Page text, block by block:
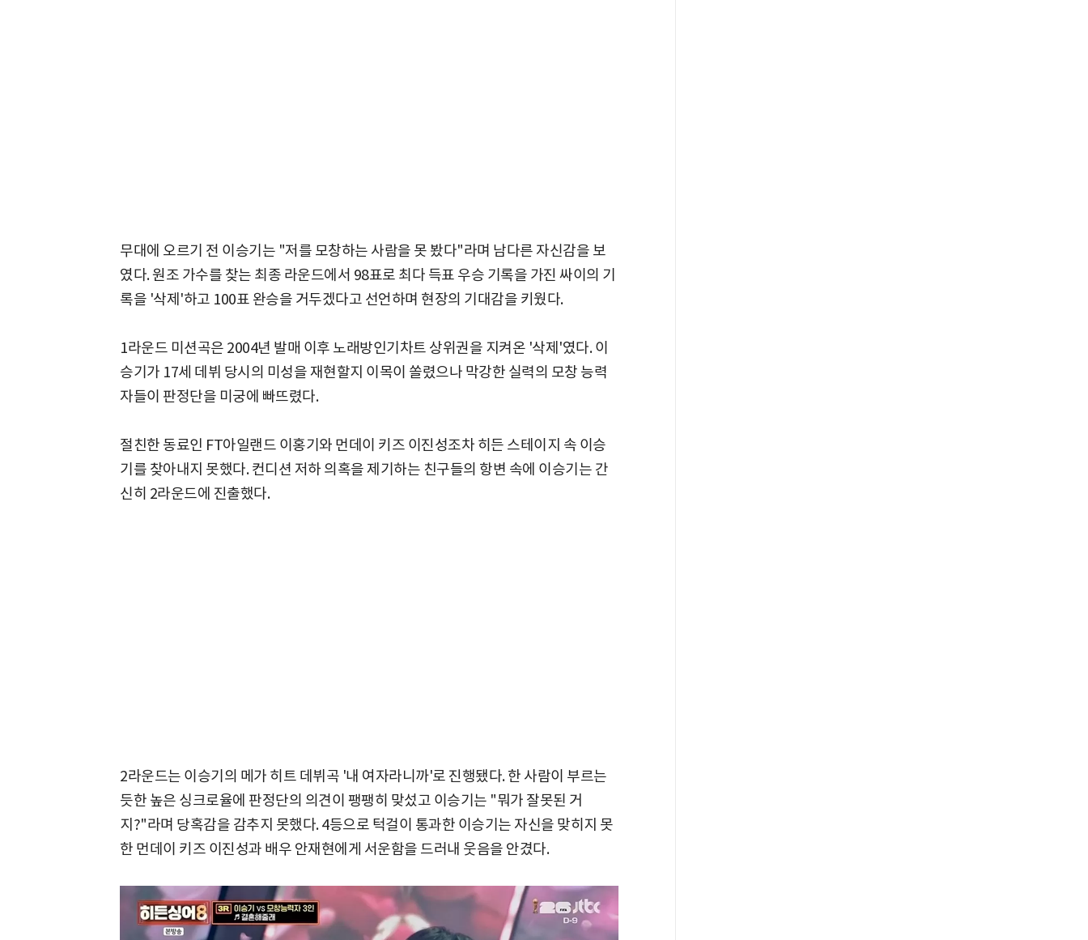
무대에 오르기 전 이승기는 "저를 모창하는 사람을 못 봤다"라며 남다른 자신감을 보
였다. 원조 가수를 찾는 최종 라운드에서 98표로 최다 득표 우승 기록을 가진 싸이의 기
록을 '삭제'하고 100표 완승을 거두겠다고 선언하며 현장의 기대감을 키웠다.
1라운드 미션곡은 2004년 발매 이후 노래방인기차트 상위권을 지켜온 '삭제'였다. 이
승기가 17세 데뷔 당시의 미성을 재현할지 이목이 쏠렸으나 막강한 실력의 모창 능력
자들이 판정단을 미궁에 빠뜨렸다.
절친한 동료인 FT아일랜드 이홍기와 먼데이 키즈 이진성조차 히든 스테이지 속 이승
기를 찾아내지 못했다. 컨디션 저하 의혹을 제기하는 친구들의 항변 속에 이승기는 간
신히 2라운드에 진출했다.
2라운드는 이승기의 메가 히트 데뷔곡 '내 여자라니까'로 진행됐다. 한 사람이 부르는
듯한 높은 싱크로율에 판정단의 의견이 팽팽히 맞섰고 이승기는 "뭐가 잘못된 거
지?"라며 당혹감을 감추지 못했다. 4등으로 턱걸이 통과한 이승기는 자신을 맞히지 못
한 먼데이 키즈 이진성과 배우 안재현에게 서운함을 드러내 웃음을 안겼다.